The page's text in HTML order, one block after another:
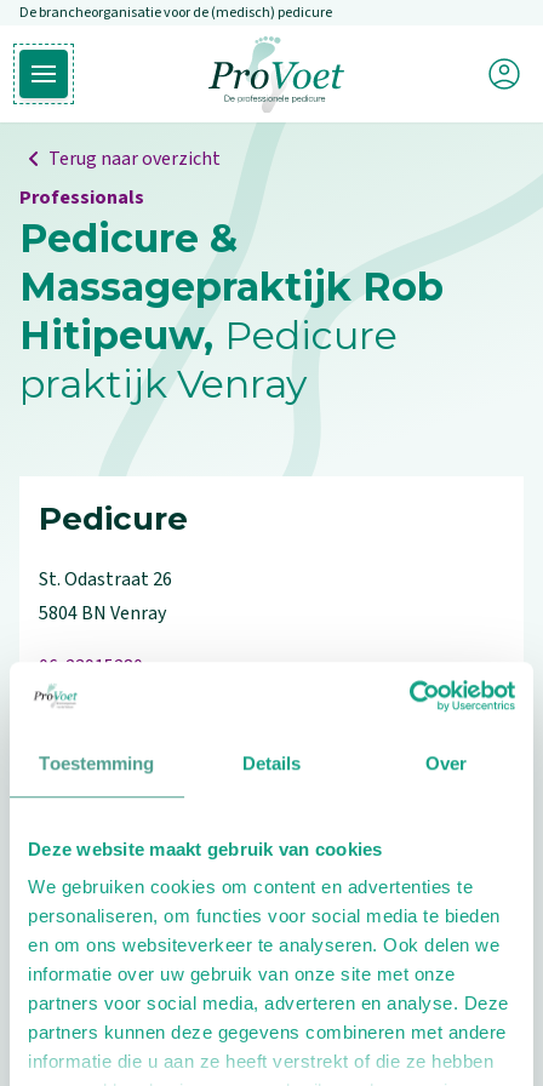
Toestemming Details Over
Deze website maakt gebruik van cookies
We gebruiken cookies om content en advertenties te
personaliseren, om functies voor social media te bieden
en om ons websiteverkeer te analyseren. Ook delen we
informatie over uw gebruik van onze site met onze
partners voor social media, adverteren en analyse. Deze
partners kunnen deze gegevens combineren met andere
informatie die u aan ze heeft verstrekt of die ze hebben
Overslaan en naar de inhoud gaan
De brancheorganisatie voor de (medisch) pedicure
Open hoofdmenu
Ga naar de homepagina
Mijn
Terug naar overzicht
Professionals
Pedicure &
Massagepraktijk Rob
Hitipeuw, Pedicure
praktijk Venray
Pedicure
St. Odastraat26
5804 BN Venray
06-23915280
Schrijf ook een review
Extra opties